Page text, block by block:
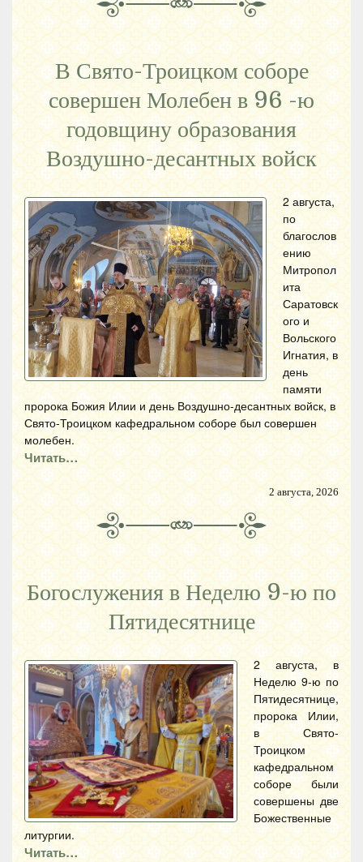
В Свято-Троицком соборе
совершен Молебен в 96 -ю
годовщину образования
Воздушно-десантных войск
2 августа,
по
благослов
ению
Митропол
ита
Саратовск
ого и
Вольского
Игнатия, в
день
памяти
пророка Божия Илии и день Воздушно-десантных войск, в
Свято-Троицком кафедральном соборе был совершен
молебен.
Читать…
2 августа, 2026
Богослужения в Неделю 9-ю по
Пятидесятнице
2 августа, в
Неделю 9-ю по
Пятидесятнице,
пророка Илии,
в Свято-
Троицком
кафедральном
соборе были
совершены две
Божественные
литургии.
Читать…